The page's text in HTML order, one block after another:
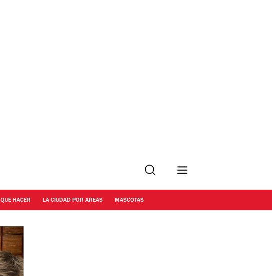
Buscar
QUE HACER LA CIUDAD POR AREAS MASCOTAS